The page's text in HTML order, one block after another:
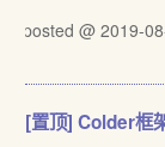
posted @ 2019-
[置顶] Colder框